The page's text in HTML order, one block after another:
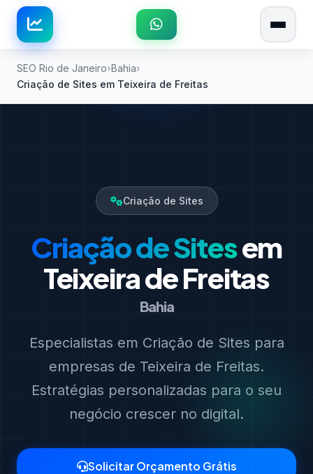
SEO Rio de Janeiro Bahia
Criação de Sites em Teixeira de Freitas
Criação de Sites
Criação de Sitesem
Teixeira de Freitas
Bahia
Especialistas em Criação de Sites para
empresas de Teixeira de Freitas.
Estratégias personalizadas para o seu
negócio crescer no digital.
Solicitar Orçamento Grátis